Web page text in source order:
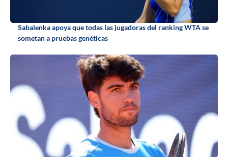
Sabalenka apoya que todas las jugadoras del ranking WTA se
sometan a pruebas genéticas